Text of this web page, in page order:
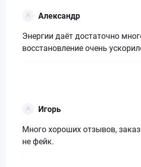
Александр
Энергии даёт достаточно
восстановление очень
Игорь
Много хороших отзывов,
не фейк.